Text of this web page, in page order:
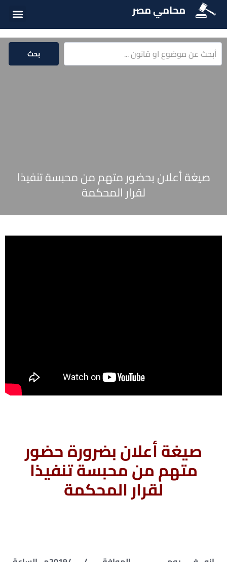
محامي مصر
بحث
صيغة أعلان بحضور متهم من محبسة تنفيذا
لقرار المحكمة
صيغة أعلان بضرورة حضور
متهم من محبسة تنفيذا
لقرار المحكمة